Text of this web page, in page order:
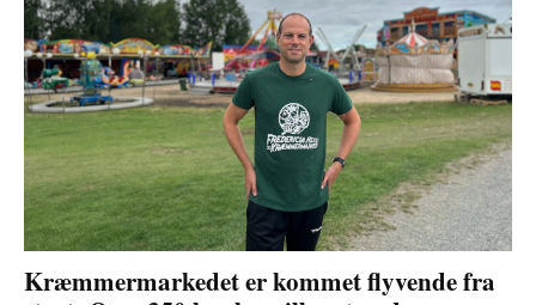
Kræmmermarkedet er kommet flyvende fra